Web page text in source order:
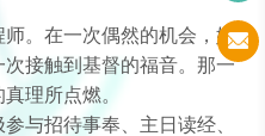
师。在一次偶然的机会，她
接触到基督的福音。那一
理所点燃。
与招待事奉、主日读经、